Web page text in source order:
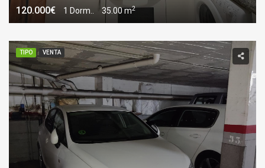
120.000€ 1 Dorm.. 35.00 m2
TIPO VENTA